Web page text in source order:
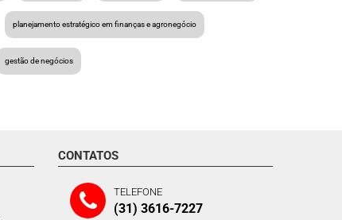
planejamento estratégico em finanças e agronegócio
gestão de negócios
CONTATOS
TELEFONE
(31) 3616-7227